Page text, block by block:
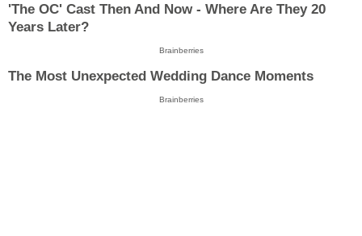
'The OC' Cast Then And Now - Where Are They 20
Years Later?
Brainberries
The Most Unexpected Wedding Dance Moments
Brainberries